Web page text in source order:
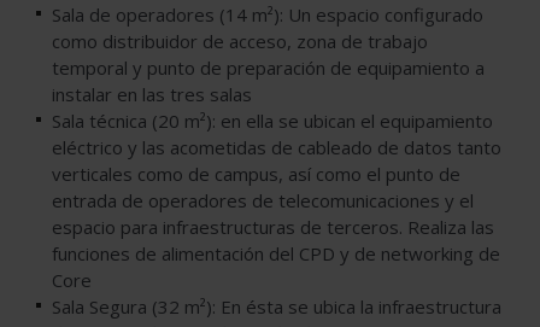
Sala de operadores (14 m²): Un espacio configurado
como distribuidor de acceso, zona de trabajo
temporal y punto de preparación de equipamiento a
instalar en las tres salas
Sala técnica (20 m²): en ella se ubican el equipamiento
eléctrico y las acometidas de cableado de datos tanto
verticales como de campus, así como el punto de
entrada de operadores de telecomunicaciones y el
espacio para infraestructuras de terceros. Realiza las
funciones de alimentación del CPD y de networking de
Core
Sala Segura (32 m²): En ésta se ubica la infraestructura